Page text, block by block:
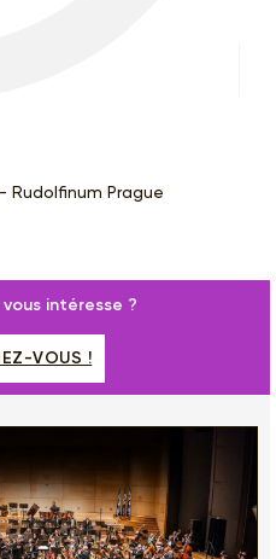
Rudolfinum Prague
intéresse ?
VOUS !